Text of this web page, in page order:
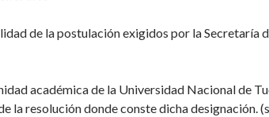
de la postulación exigidos por la
académica de la Universidad Nacional de
la resolución donde conste dicha designación.